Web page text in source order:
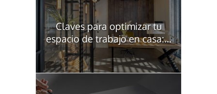
Claves para optimizar tu
espacio de trabajo en casa:...